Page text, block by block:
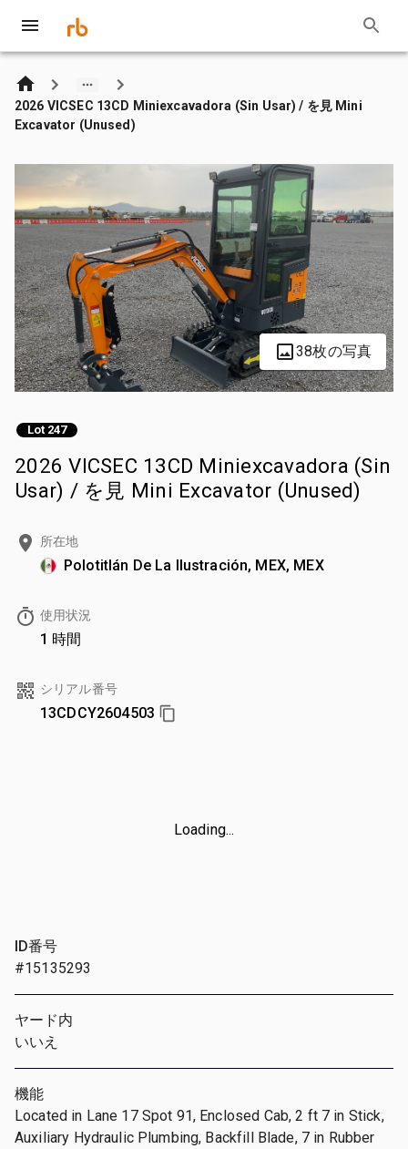
2026 VICSEC 13CD Miniexcavadora (Sin Usar) / を見 Mini
Excavator (Unused)
38枚の写真
Lot 247
2026 VICSEC 13CD Miniexcavadora (Sin
Usar) / を見 Mini Excavator (Unused)
所在地
Polotitlán De La Ilustración, MEX, MEX
使用状況
1 時間
シリアル番号
13CDCY2604503
Loading...
ID番号
#15135293
ヤード内
いいえ
機能
Located in Lane 17 Spot 91, Enclosed Cab, 2 ft 7 in Stick,
Auxiliary Hydraulic Plumbing, Backfill Blade, 7 in Rubber